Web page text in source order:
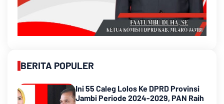
BERITA POPULER
Ini 55 Caleg Lolos Ke DPRD Provinsi
Jambi Periode 2024-2029, PAN Raih